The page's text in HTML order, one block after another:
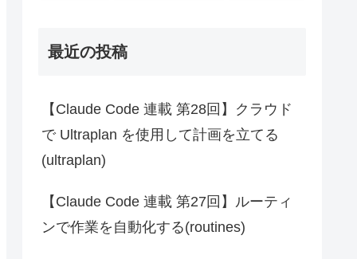
最近の投稿
【Claude Code 連載 第28回】クラウド
で Ultraplan を使用して計画を立てる
(ultraplan)
【Claude Code 連載 第27回】ルーティ
ンで作業を自動化する(routines)